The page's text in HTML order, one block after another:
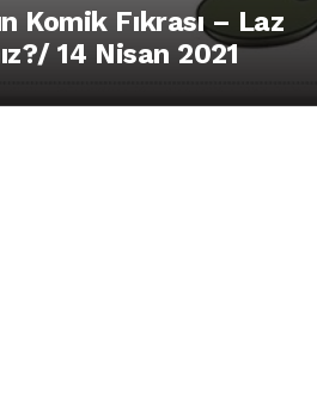
Komik Fıkrası – Laz
14 Nisan 2021